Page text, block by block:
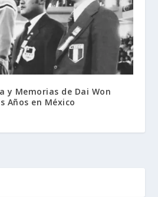
y Memorias de Dai Won
Años en México